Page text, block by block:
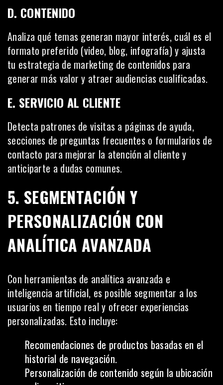
D. CONTENIDO
Analiza qué temas generan mayor interés, cuál es el
formato preferido (video, blog, infografía) y ajusta
tu estrategia de marketing de contenidos para
generar más valor y atraer audiencias cualificadas.
E. SERVICIO AL CLIENTE
Detecta patrones de visitas a páginas de ayuda,
secciones de preguntas frecuentes o formularios de
contacto para mejorar la atención al cliente y
anticiparte a dudas comunes.
5. SEGMENTACIÓN Y
PERSONALIZACIÓN CON
ANALÍTICA AVANZADA
Con herramientas de analítica avanzada e
inteligencia artificial, es posible segmentar a los
usuarios en tiempo real y ofrecer experiencias
personalizadas. Esto incluye:
Recomendaciones de productos basadas en el
historial de navegación.
Personalización de contenido según la ubicación